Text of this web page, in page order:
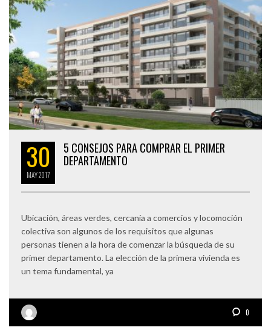
30
MAY2017
5 CONSEJOS PARA COMPRAR EL PRIMER
DEPARTAMENTO
Ubicación, áreas verdes, cercanía a comercios y locomoción
colectiva son algunos de los requisitos que algunas
personas tienen a la hora de comenzar la búsqueda de su
primer departamento. La elección de la primera vivienda es
un tema fundamental, ya
0